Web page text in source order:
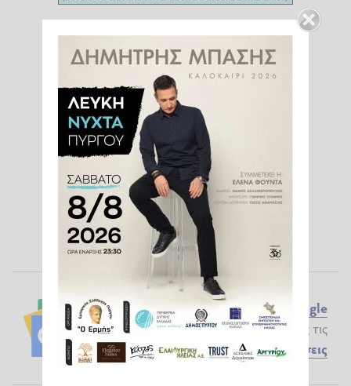
Ακολουθήστε το ilialive.gr στο
Google
Newsκαι μάθετε πρώτοι όλες τις
Ειδήσεις